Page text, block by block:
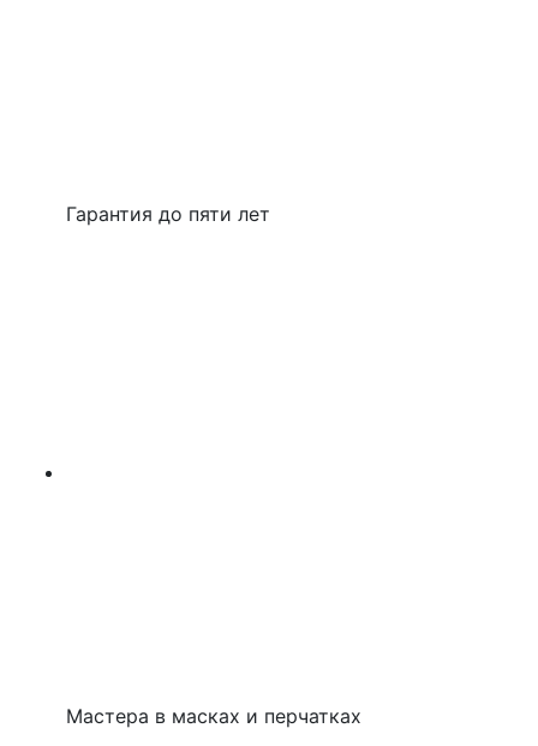
Гарантия до пяти лет
Мастера в масках и перчатках